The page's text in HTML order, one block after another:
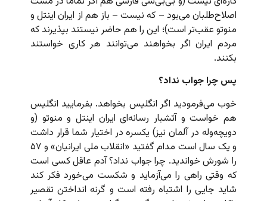
اصلاح‌طلبان می‌بود – که نیست – باز هم از ایران اینتل و
منوتو عقب‌تر است)؛ این را هم حاضر نیستند بپذیرند که
مردم ایران اگر بخواهند می‌توانند هر کاری خواستند
بکنند.
پس چرا جواب نداد؟
خوب می‌فرمودید اگر انگلیس بخواهد. بفرمایید انگلیس
هم خواست و آتشبار رسانه‌ای ایران اینتل و منوتو (و
دویچه‌وله‌ در آلمان نیز) یکسره در اختیار شما قرار داشت
و یک سال است مدام گفتید «انقلاب ملی ایرانیان» و ۵۷
را شورش خواندید. چرا جواب نداد؟ آدم عاقل کسی است
که وقتی راهی را می‌آزماید و شکست می‌‌خورد فکر کند
شاید جایی را اشتباه رفته است و گرنه انداختن تقصیر